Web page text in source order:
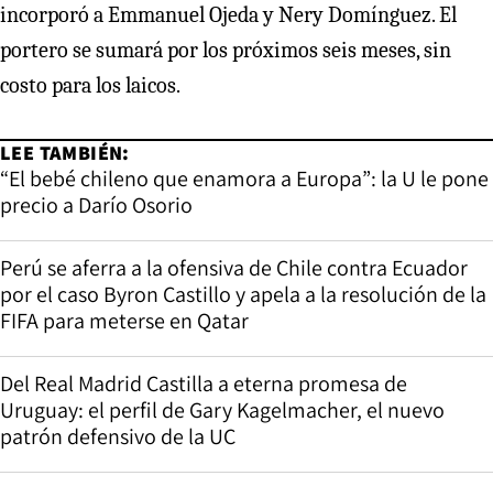
incorporó a Emmanuel Ojeda y Nery Domínguez. El
portero se sumará por los próximos seis meses, sin
costo para los laicos.
LEE TAMBIÉN:
“El bebé chileno que enamora a Europa”: la U le pone
precio a Darío Osorio
Perú se aferra a la ofensiva de Chile contra Ecuador
por el caso Byron Castillo y apela a la resolución de la
FIFA para meterse en Qatar
Del Real Madrid Castilla a eterna promesa de
Uruguay: el perfil de Gary Kagelmacher, el nuevo
patrón defensivo de la UC